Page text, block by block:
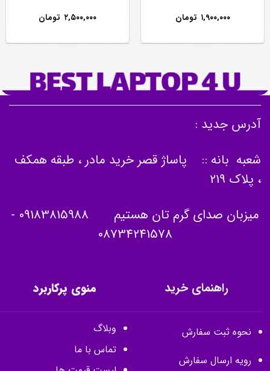
۱,۹۰۰,۰۰۰ تومان ۲,۵۰۰,۰۰۰ تومان
آدرس جدید :
شعبه بانه :: پاساژ قصر خرید مادر ، طبقه همکف
، پلاک 219
میزبان صدای گرم تان هستیم 09183815988
-
08734241578
راهنمای خرید
نحوه ثبت سفارش
رویه ارسال سفارش
منوی پرکاربرد
وبلاگ
تماس با ما